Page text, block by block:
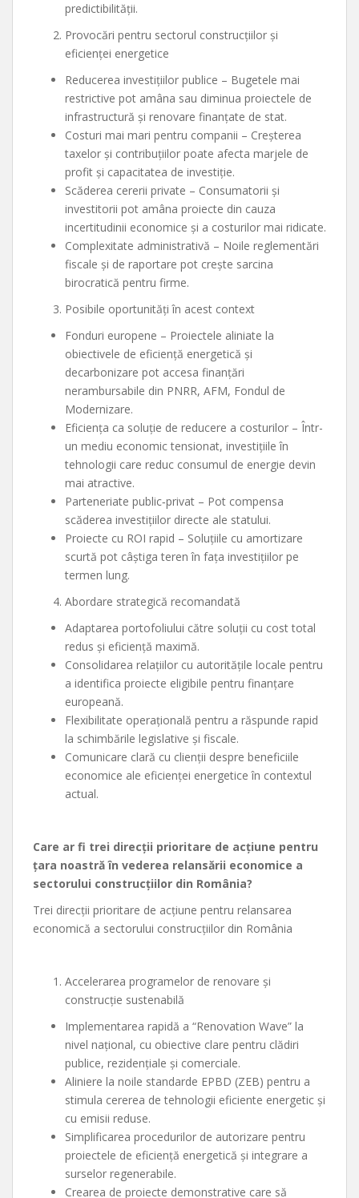
predictibilității.
Provocări pentru sectorul construcțiilor și
eficienței energetice
Reducerea investițiilor publice – Bugetele mai
restrictive pot amâna sau diminua proiectele de
infrastructură și renovare finanțate de stat.
Costuri mai mari pentru companii – Creșterea
taxelor și contribuțiilor poate afecta marjele de
profit și capacitatea de investiție.
Scăderea cererii private – Consumatorii și
investitorii pot amâna proiecte din cauza
incertitudinii economice și a costurilor mai ridicate.
Complexitate administrativă – Noile reglementări
fiscale și de raportare pot crește sarcina
birocratică pentru firme.
Posibile oportunități în acest context
Fonduri europene – Proiectele aliniate la
obiectivele de eficiență energetică și
decarbonizare pot accesa finanțări
nerambursabile din PNRR, AFM, Fondul de
Modernizare.
Eficiența ca soluție de reducere a costurilor – Într-
un mediu economic tensionat, investițiile în
tehnologii care reduc consumul de energie devin
mai atractive.
Parteneriate public‑privat – Pot compensa
scăderea investițiilor directe ale statului.
Proiecte cu ROI rapid – Soluțiile cu amortizare
scurtă pot câștiga teren în fața investițiilor pe
termen lung.
Abordare strategică recomandată
Adaptarea portofoliului către soluții cu cost total
redus și eficiență maximă.
Consolidarea relațiilor cu autoritățile locale pentru
a identifica proiecte eligibile pentru finanțare
europeană.
Flexibilitate operațională pentru a răspunde rapid
la schimbările legislative și fiscale.
Comunicare clară cu clienții despre beneficiile
economice ale eficienței energetice în contextul
actual.
Care ar fi trei direcții prioritare de acțiune pentru
țara noastră în vederea relansării economice a
sectorului construcțiilor din România?
Trei direcții prioritare de acțiune pentru relansarea
economică a sectorului construcțiilor din România
Accelerarea programelor de renovare și
construcție sustenabilă
Implementarea rapidă a “Renovation Wave” la
nivel național, cu obiective clare pentru clădiri
publice, rezidențiale și comerciale.
Aliniere la noile standarde EPBD (ZEB) pentru a
stimula cererea de tehnologii eficiente energetic și
cu emisii reduse.
Simplificarea procedurilor de autorizare pentru
proiectele de eficiență energetică și integrare a
surselor regenerabile.
Crearea de proiecte demonstrative care să